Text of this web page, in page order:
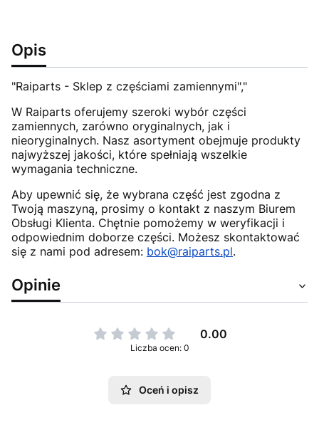
Opis
"Raiparts - Sklep z częściami zamiennymi","
W Raiparts oferujemy szeroki wybór części
zamiennych, zarówno oryginalnych, jak i
nieoryginalnych. Nasz asortyment obejmuje produkty
najwyższej jakości, które spełniają wszelkie
wymagania techniczne.
Aby upewnić się, że wybrana część jest zgodna z
Twoją maszyną, prosimy o kontakt z naszym Biurem
Obsługi Klienta. Chętnie pomożemy w weryfikacji i
odpowiednim doborze części. Możesz skontaktować
się z nami pod adresem: bok@raiparts.pl.
Opinie
0.00
Liczba ocen: 0
Oceń i opisz